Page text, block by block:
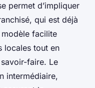
permet d’impliquer
qui est déjà
facilite
locales tout en
faire. Le
intermédiaire,